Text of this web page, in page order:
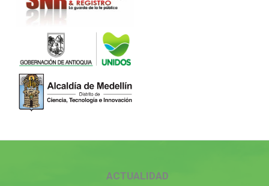
ACTUALIDAD